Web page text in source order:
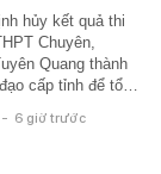
hủy kết quả thi
Chuyên,
Quang thành
cấp tỉnh để tổ…
- 6 giờ trước